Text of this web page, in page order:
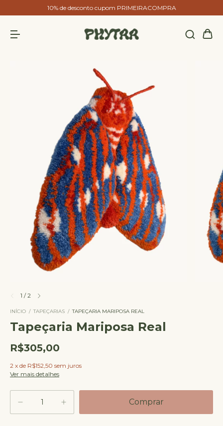
10% de desconto cupom PRIMEIRACOMPRA
1 /2
INÍCIO / TAPEÇARIAS / TAPEÇARIA MARIPOSA REAL
Tapeçaria Mariposa Real
R$305,00
2 x de R$152,50 sem juros
Ver mais detalhes